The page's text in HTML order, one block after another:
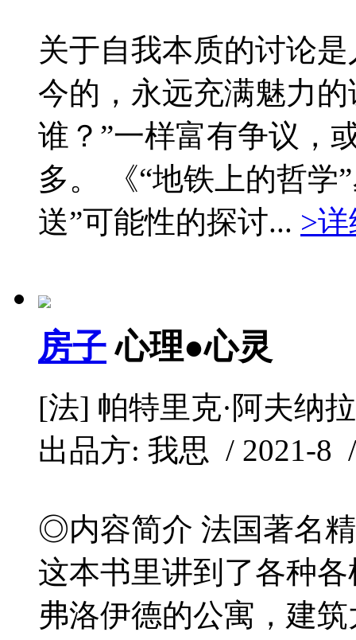
关于自我本质的讨论
今的，永远充满魅力
谁？”一样富有争议，
多。 《“地铁上的哲学
送”可能性的探讨... >
房子 心理●心灵
[法] 帕特里克·阿夫纳
出品方: 我思 / 2021-8
◎内容简介 法国著名
这本书里讲到了各种
弗洛伊德的公寓，建